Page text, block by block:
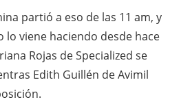
partió a eso de las 11 am, y
lo viene haciendo desde hace
Rojas de Specialized se
Edith Guillén de Avimil